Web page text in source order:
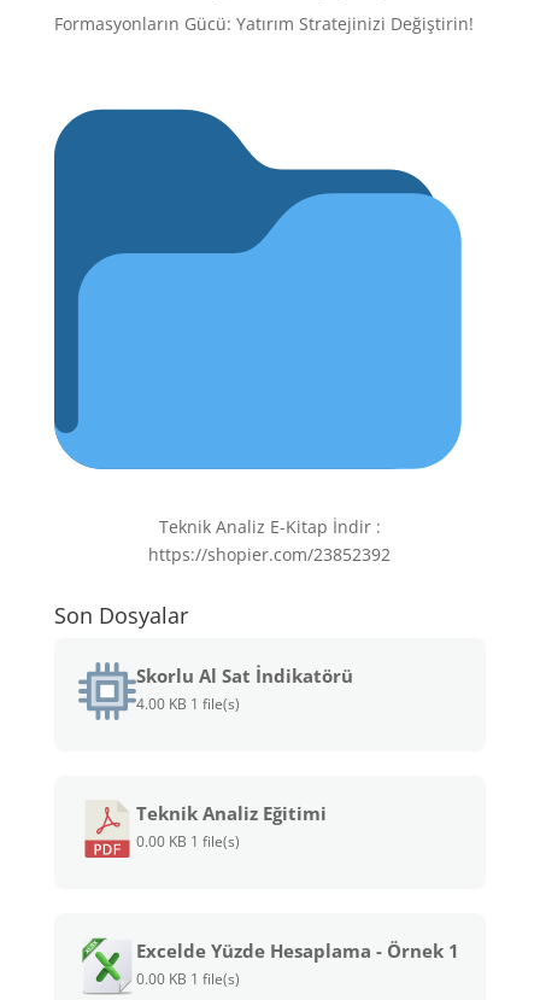
Formasyonların Gücü: Yatırım Stratejinizi Değiştirin!
Teknik Analiz E-Kitap İndir :
https://shopier.com/23852392
Son Dosyalar
Skorlu Al Sat İndikatörü
4.00 KB 1 file(s)
Teknik Analiz Eğitimi
0.00 KB 1 file(s)
Excelde Yüzde Hesaplama - Örnek 1
0.00 KB 1 file(s)